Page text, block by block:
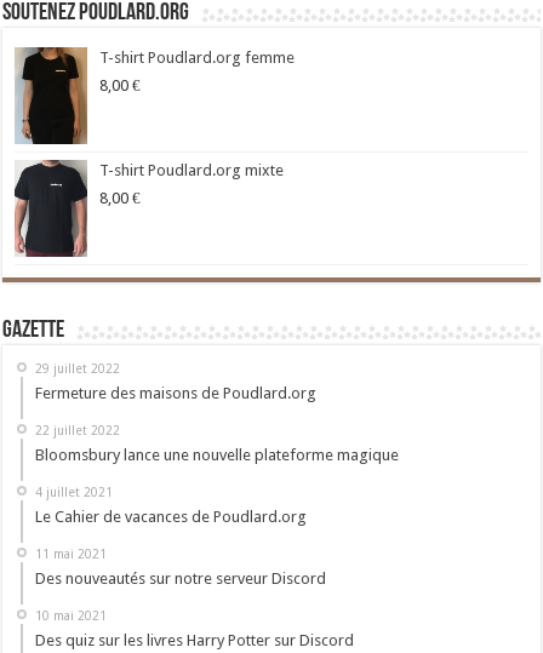
Soutenez Poudlard.org
T-shirt Poudlard.org femme
8,00 €
T-shirt Poudlard.org mixte
8,00 €
Gazette
29 juillet 2022
Fermeture des maisons de Poudlard.org
22 juillet 2022
Bloomsbury lance une nouvelle plateforme magique
4 juillet 2021
Le Cahier de vacances de Poudlard.org
11 mai 2021
Des nouveautés sur notre serveur Discord
10 mai 2021
Des quiz sur les livres Harry Potter sur Discord